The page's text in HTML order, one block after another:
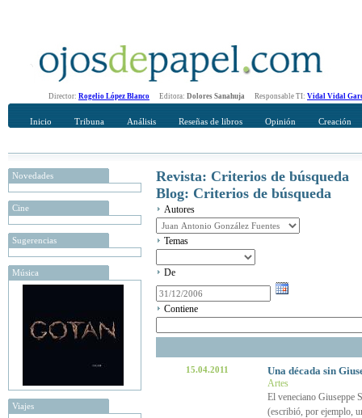
Director: Rogelio López Blanco Editora: Dolores Sanahuja Responsable TI: Vidal Vidal
Inicio Tribuna Análisis Reseñas de libros Opinión Creación
Novedades
Cine
Sugerencias
Música
Viajes
Revista: Criterios de búsqueda
Blog: Criterios de búsqueda
Autores
Temas
De
Contiene
15.04.2011 Una década sin
Artes
El veneciano Giuseppe
(escribió, por ejemplo,